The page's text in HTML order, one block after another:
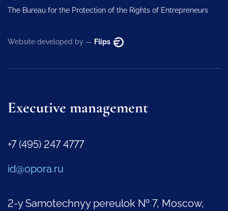
The Bureau for the Protection of the Rights of Entrepreneurs
Website developed by — Flips
Executive management
+7 (495) 247 4777
id@opora.ru
2-y Samotechnyy pereulok № 7, Moscow,